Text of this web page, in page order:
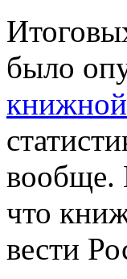
было
вообще.
что
вести